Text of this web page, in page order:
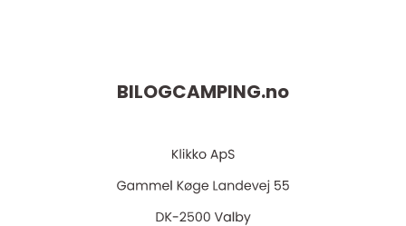
BILOGCAMPING.no